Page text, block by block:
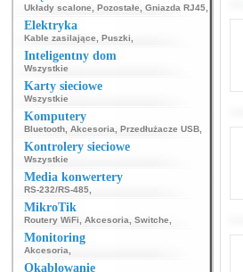
Układy scalone Pozostałe Gniazda RJ45
Elektryka
Kable zasilające Puszki
Inteligentny dom
Wszystkie
Karty sieciowe
Wszystkie
Komputery
Bluetooth Akcesoria Przedłużacze USB
Kontrolery sieciowe
Wszystkie
Media konwertery
RS-232/RS-485
MikroTik
Routery WiFi Akcesoria Switche
Monitoring
Akcesoria
Okablowanie